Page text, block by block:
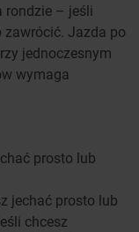
rondzie – jeśli
zawrócić. Jazda po
jednoczesnym
wymaga
prosto lub
jechać prosto lub
chcesz